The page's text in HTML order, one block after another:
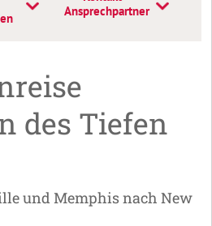
Ansprechpartner
des Tiefen
und Memphis nach New